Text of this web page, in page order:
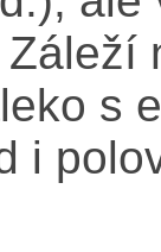
s
i